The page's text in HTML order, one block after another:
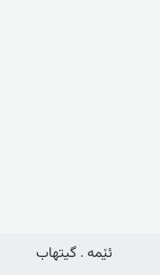
ئێمە . گیتهاب